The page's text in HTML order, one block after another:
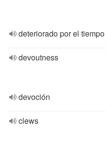
deteriorado por el tiempo
devoutness
devoción
clews